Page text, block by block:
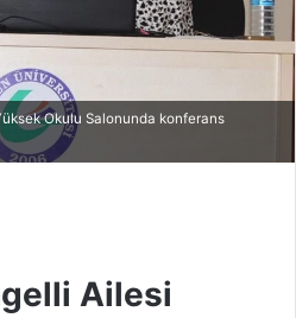
Okulu Salonunda konferans
Ailesi